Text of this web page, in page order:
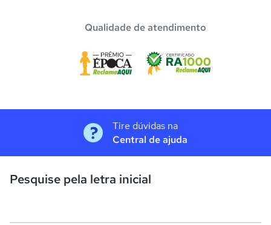
Qualidade de atendimento
Tire dúvidas na
Central de ajuda
Pesquise pela letra inicial